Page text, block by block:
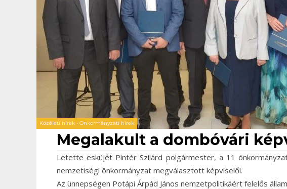
Közéleti hírek • Önkormányzati hírek
Megalakult a dombóvári
Letette esküjét Pintér Szilárd polgármester, a 11
nemzetiségi önkormányzat megválasztott képviselői.
Az ünnepségen Potápi Árpád János nemzetpolitikáért felelős